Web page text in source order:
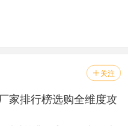
 关注
家排行榜选购全维度攻